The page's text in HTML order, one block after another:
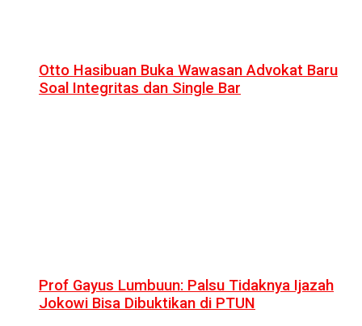
Otto Hasibuan Buka Wawasan Advokat Baru
Soal Integritas dan Single Bar
Prof Gayus Lumbuun: Palsu Tidaknya Ijazah
Jokowi Bisa Dibuktikan di PTUN